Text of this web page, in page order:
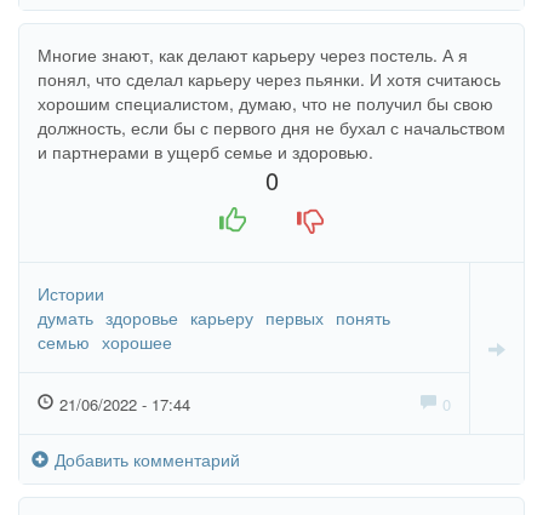
Многие знают, как делают карьеру через постель. А я
понял, что сделал карьеру через пьянки. И хотя считаюсь
хорошим специалистом, думаю, что не получил бы свою
должность, если бы с первого дня не бухал с начальством
и партнерами в ущерб семье и здоровью.
0
Истории
думать здоровье карьеру первых понять
семью хорошее
21/06/2022 - 17:44 0
Добавить комментарий